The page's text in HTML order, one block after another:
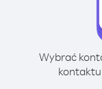
Wybrać